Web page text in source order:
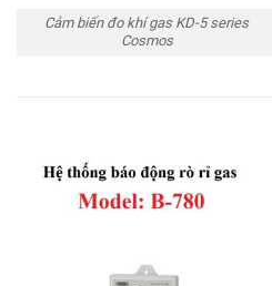
Cảm biến đo khí gas KD-5 series
Cosmos